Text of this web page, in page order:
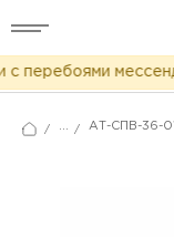
перебоями
/ ... / АТ-СПВ-36-